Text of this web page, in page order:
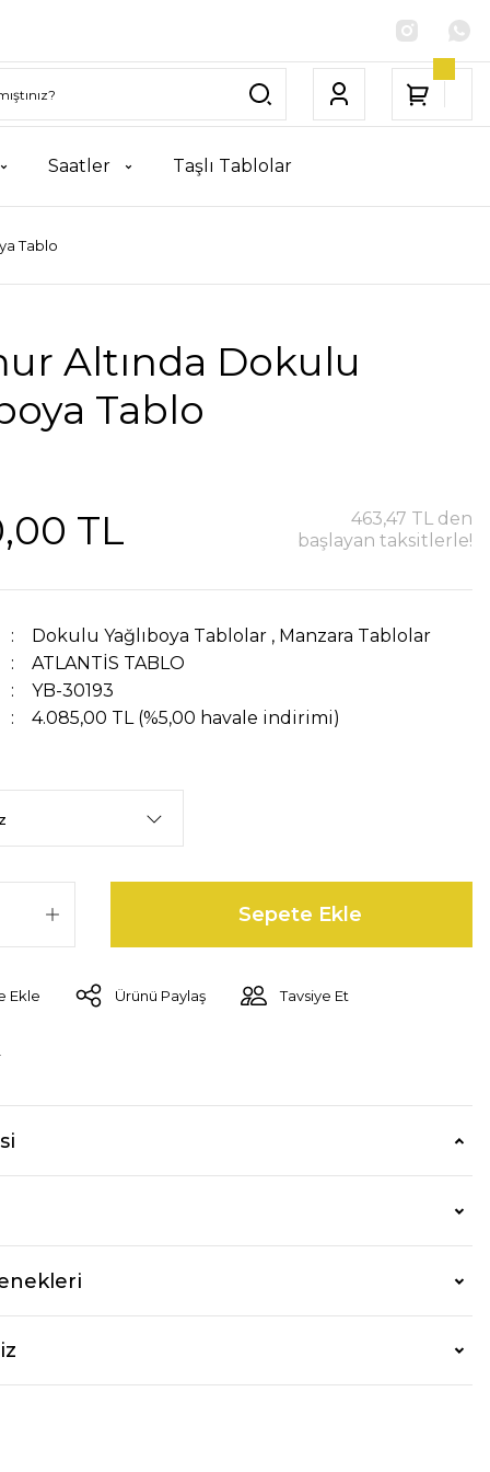
Saatler Taşlı Tablolar
Tablo
Altında Dokulu
Tablo
TL
463,47 TL den
başlayan taksitlerle!
Dokulu Yağlıboya Tablolar , Manzara Tablolar
ATLANTİS TABLO
YB-30193
4.085,00 TL (%5,00 havale indirimi)
Sepete Ekle
Ürünü Paylaş Tavsiye Et